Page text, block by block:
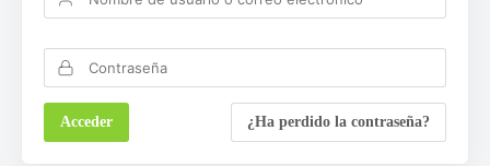
¿Ha perdido la contraseña?